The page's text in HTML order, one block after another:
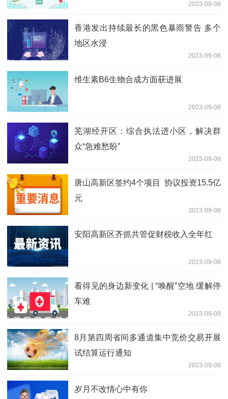
2023-09-08
香港发出持续最长的黑色暴雨警告 多个
地区水浸
2023-09-08
维生素B6生物合成方面获进展
2023-09-08
芜湖经开区：综合执法进小区，解决群
众“急难愁盼”
2023-09-08
唐山高新区签约4个项目 协议投资15.5亿
元
2023-09-08
安阳高新区齐抓共管促财税收入全年红
2023-09-08
看得见的身边新变化 | “唤醒”空地 缓解停
车难
2023-09-08
8月第四周省间多通道集中竞价交易开展
试结算运行通知
2023-09-08
岁月不改情心中有你